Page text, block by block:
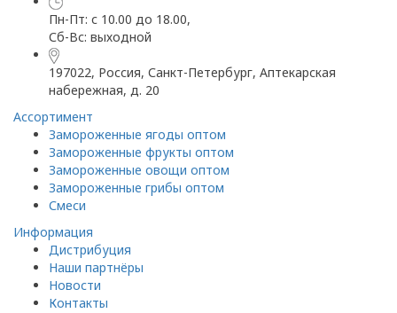
Пн-Пт: с 10.00 до 18.00,
Сб-Вс: выходной
197022, Россия, Санкт-Петербург, Аптекарская
набережная, д. 20
Ассортимент
Замороженные ягоды оптом
Замороженные фрукты оптом
Замороженные овощи оптом
Замороженные грибы оптом
Смеси
Информация
Дистрибуция
Наши партнёры
Новости
Контакты